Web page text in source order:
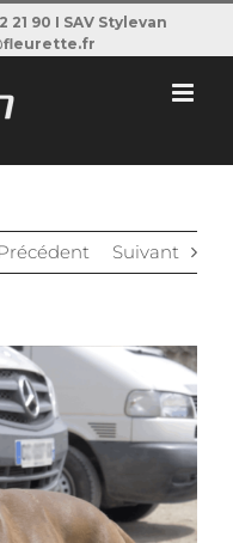
21 90 I SAV Stylevan
Suivant